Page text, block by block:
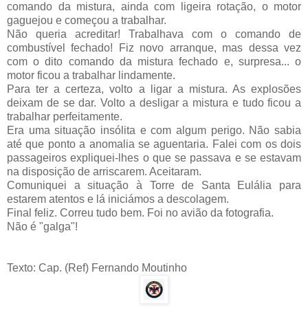
comando da mistura, ainda com ligeira rotação, o motor
gaguejou e começou a trabalhar.
Não queria acreditar! Trabalhava com o comando de
combustível fechado! Fiz novo arranque, mas dessa vez
com o dito comando da mistura fechado e, surpresa... o
motor ficou a trabalhar lindamente.
Para ter a certeza, volto a ligar a mistura. As explosões
deixam de se dar. Volto a desligar a mistura e tudo ficou a
trabalhar perfeitamente.
Era uma situação insólita e com algum perigo. Não sabia
até que ponto a anomalia se aguentaria. Falei com os dois
passageiros expliquei-lhes o que se passava e se estavam
na disposição de arriscarem. Aceitaram.
Comuniquei a situação à Torre de Santa Eulália para
estarem atentos e lá iniciámos a descolagem.
Final feliz. Correu tudo bem. Foi no avião da fotografia.
Não é "galga"!
Texto: Cap. (Ref) Fernando Moutinho